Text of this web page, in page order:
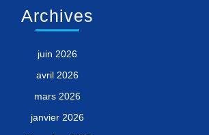
Archives
juin 2026
avril 2026
mars 2026
janvier 2026